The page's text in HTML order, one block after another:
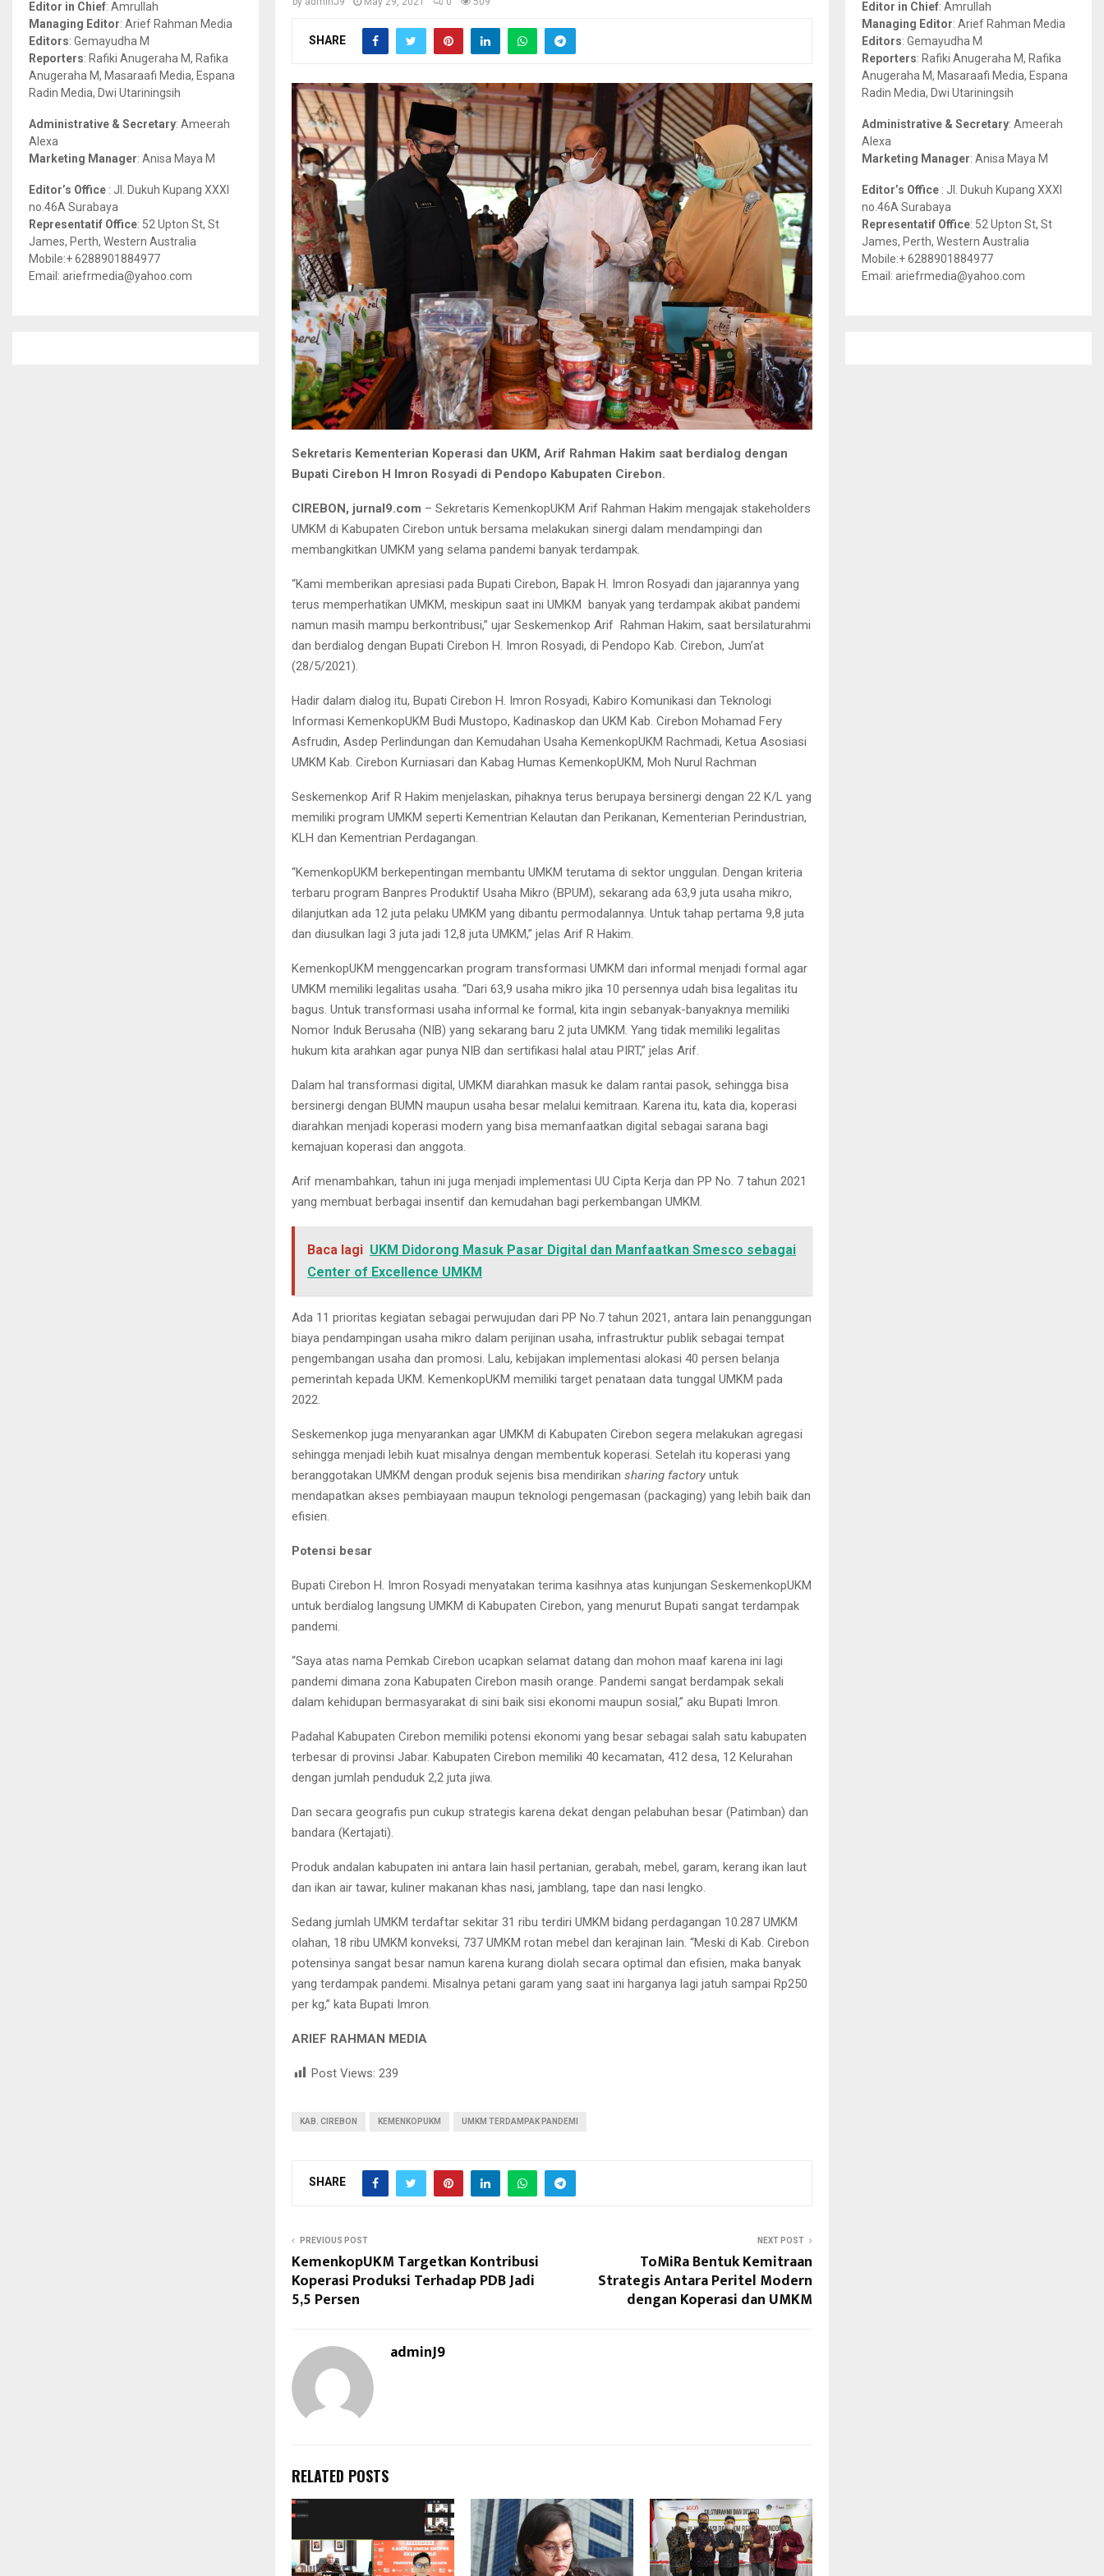
SHARE
Sekretaris Kementerian Koperasi dan UKM, Arif Rahman Hakim saat berdialog dengan
Bupati Cirebon H Imron Rosyadi di Pendopo Kabupaten Cirebon.
CIREBON, jurnal9.com – Sekretaris KemenkopUKM Arif Rahman Hakim mengajak stakeholders
UMKM di Kabupaten Cirebon untuk bersama melakukan sinergi dalam mendampingi dan
membangkitkan UMKM yang selama pandemi banyak terdampak.
“Kami memberikan apresiasi pada Bupati Cirebon, Bapak H. Imron Rosyadi dan jajarannya yang
terus memperhatikan UMKM, meskipun saat ini UMKM banyak yang terdampak akibat pandemi
namun masih mampu berkontribusi,” ujar Seskemenkop Arif Rahman Hakim, saat bersilaturahmi
dan berdialog dengan Bupati Cirebon H. Imron Rosyadi, di Pendopo Kab. Cirebon, Jum’at
(28/5/2021).
Hadir dalam dialog itu, Bupati Cirebon H. Imron Rosyadi, Kabiro Komunikasi dan Teknologi
Informasi KemenkopUKM Budi Mustopo, Kadinaskop dan UKM Kab. Cirebon Mohamad Fery
Asfrudin, Asdep Perlindungan dan Kemudahan Usaha KemenkopUKM Rachmadi, Ketua Asosiasi
UMKM Kab. Cirebon Kurniasari dan Kabag Humas KemenkopUKM, Moh Nurul Rachman
Seskemenkop Arif R Hakim menjelaskan, pihaknya terus berupaya bersinergi dengan 22 K/L yang
memiliki program UMKM seperti Kementrian Kelautan dan Perikanan, Kementerian Perindustrian,
KLH dan Kementrian Perdagangan.
“KemenkopUKM berkepentingan membantu UMKM terutama di sektor unggulan. Dengan kriteria
terbaru program Banpres Produktif Usaha Mikro (BPUM), sekarang ada 63,9 juta usaha mikro,
dilanjutkan ada 12 juta pelaku UMKM yang dibantu permodalannya. Untuk tahap pertama 9,8 juta
dan diusulkan lagi 3 juta jadi 12,8 juta UMKM,” jelas Arif R Hakim.
KemenkopUKM menggencarkan program transformasi UMKM dari informal menjadi formal agar
UMKM memiliki legalitas usaha. “Dari 63,9 usaha mikro jika 10 persennya udah bisa legalitas itu
bagus. Untuk transformasi usaha informal ke formal, kita ingin sebanyak-banyaknya memiliki
Nomor Induk Berusaha (NIB) yang sekarang baru 2 juta UMKM. Yang tidak memiliki legalitas
hukum kita arahkan agar punya NIB dan sertifikasi halal atau PIRT,” jelas Arif.
Dalam hal transformasi digital, UMKM diarahkan masuk ke dalam rantai pasok, sehingga bisa
bersinergi dengan BUMN maupun usaha besar melalui kemitraan. Karena itu, kata dia, koperasi
diarahkan menjadi koperasi modern yang bisa memanfaatkan digital sebagai sarana bagi
kemajuan koperasi dan anggota.
Arif menambahkan, tahun ini juga menjadi implementasi UU Cipta Kerja dan PP No. 7 tahun 2021
yang membuat berbagai insentif dan kemudahan bagi perkembangan UMKM.
Baca lagi UKM Didorong Masuk Pasar Digital dan Manfaatkan Smesco sebagai
Center of Excellence UMKM
Ada 11 prioritas kegiatan sebagai perwujudan dari PP No.7 tahun 2021, antara lain penanggungan
biaya pendampingan usaha mikro dalam perijinan usaha, infrastruktur publik sebagai tempat
pengembangan usaha dan promosi. Lalu, kebijakan implementasi alokasi 40 persen belanja
pemerintah kepada UKM. KemenkopUKM memiliki target penataan data tunggal UMKM pada
2022.
Seskemenkop juga menyarankan agar UMKM di Kabupaten Cirebon segera melakukan agregasi
sehingga menjadi lebih kuat misalnya dengan membentuk koperasi. Setelah itu koperasi yang
beranggotakan UMKM dengan produk sejenis bisa mendirikan sharing factory untuk
mendapatkan akses pembiayaan maupun teknologi pengemasan (packaging) yang lebih baik dan
efisien.
Potensi besar
Bupati Cirebon H. Imron Rosyadi menyatakan terima kasihnya atas kunjungan SeskemenkopUKM
untuk berdialog langsung UMKM di Kabupaten Cirebon, yang menurut Bupati sangat terdampak
pandemi.
“Saya atas nama Pemkab Cirebon ucapkan selamat datang dan mohon maaf karena ini lagi
pandemi dimana zona Kabupaten Cirebon masih orange. Pandemi sangat berdampak sekali
dalam kehidupan bermasyarakat di sini baik sisi ekonomi maupun sosial,” aku Bupati Imron.
Padahal Kabupaten Cirebon memiliki potensi ekonomi yang besar sebagai salah satu kabupaten
terbesar di provinsi Jabar. Kabupaten Cirebon memiliki 40 kecamatan, 412 desa, 12 Kelurahan
dengan jumlah penduduk 2,2 juta jiwa.
Dan secara geografis pun cukup strategis karena dekat dengan pelabuhan besar (Patimban) dan
bandara (Kertajati).
Produk andalan kabupaten ini antara lain hasil pertanian, gerabah, mebel, garam, kerang ikan laut
dan ikan air tawar, kuliner makanan khas nasi, jamblang, tape dan nasi lengko.
Sedang jumlah UMKM terdaftar sekitar 31 ribu terdiri UMKM bidang perdagangan 10.287 UMKM
olahan, 18 ribu UMKM konveksi, 737 UMKM rotan mebel dan kerajinan lain. “Meski di Kab. Cirebon
potensinya sangat besar namun karena kurang diolah secara optimal dan efisien, maka banyak
yang terdampak pandemi. Misalnya petani garam yang saat ini harganya lagi jatuh sampai Rp250
per kg,” kata Bupati Imron.
ARIEF RAHMAN MEDIA
Post Views: 239
KAB. CIREBON KEMENKOPUKM UMKM TERDAMPAK PANDEMI
SHARE
PREVIOUS POST
KemenkopUKM Targetkan Kontribusi
Koperasi Produksi Terhadap PDB Jadi
5,5 Persen
NEXT POST
ToMiRa Bentuk Kemitraan
Strategis Antara Peritel Modern
dengan Koperasi dan UMKM
adminJ9
RELATED POSTS
r
:
R
H
Editor in Chief: Amrullah
Managing Editor: Arief Rahman Media
Editors: Gemayudha M
Reporters: Rafiki Anugeraha M, Rafika
Anugeraha M, Masaraafi Media, Espana
Radin Media, Dwi Utariningsih
Administrative & Secretary: Ameerah
Alexa
Marketing Manager: Anisa Maya M
Editor’s Office : Jl. Dukuh Kupang XXXI
no.46A Surabaya
Representatif Office: 52 Upton St, St
James, Perth, Western Australia
Mobile:+ 6288901884977
Email: ariefrmedia@yahoo.com
r
:
R
H
Editor in Chief: Amrullah
Managing Editor: Arief Rahman Media
Editors: Gemayudha M
Reporters: Rafiki Anugeraha M, Rafika
Anugeraha M, Masaraafi Media, Espana
Radin Media, Dwi Utariningsih
Administrative & Secretary: Ameerah
Alexa
Marketing Manager: Anisa Maya M
Editor’s Office : Jl. Dukuh Kupang XXXI
no.46A Surabaya
Representatif Office: 52 Upton St, St
James, Perth, Western Australia
Mobile:+ 6288901884977
Email: ariefrmedia@yahoo.com